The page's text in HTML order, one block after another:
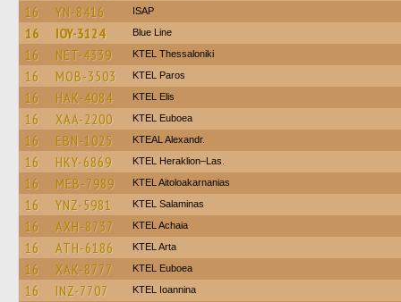
16 YN-8416 ISAP
16 IOY-3124 Blue Line
16 NET-4339 KTEL Thessaloniki
16 MOB-3503 KTEL Paros
16 HAK-4084 KTEL Elis
16 XAA-2200 ΚΤΕL Euboea
16 EBN-1025 KTEAL Alexandr.
16 HKY-6869 KTEL Heraklion–Las.
16 MEB-7989 KTEL Aitoloakarnanias
16 YNZ-5981 KTEL Salaminas
16 AXH-8737 KTEL Achaia
16 ATH-6186 KTEL Arta
16 XAK-8777 ΚΤΕL Euboea
16 INZ-7707 KTEL Ioannina